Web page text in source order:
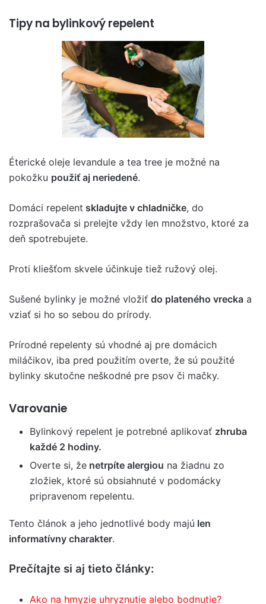
Tipy na bylinkový repelent
Éterické oleje levandule a tea tree je možné na
pokožku použiť aj neriedené.
Domáci repelent skladujte v chladničke, do
rozprašovača si prelejte vždy len množstvo, ktoré za
deň spotrebujete.
Proti kliešťom skvele účinkuje tiež ružový olej.
Sušené bylinky je možné vložiť do plateného vrecka a
vziať si ho so sebou do prírody.
Prírodné repelenty sú vhodné aj pre domácich
miláčikov, iba pred použitím overte, že sú použité
bylinky skutočne neškodné pre psov či mačky.
Varovanie
Bylinkový repelent je potrebné aplikovať zhruba
každé 2 hodiny.
Overte si, že netrpíte alergiou na žiadnu zo
zložiek, ktoré sú obsiahnuté v podomácky
pripravenom repelentu.
Tento článok a jeho jednotlivé body majú len
informatívny charakter.
Prečítajte si aj tieto články:
Ako na hmyzie uhryznutie alebo bodnutie?